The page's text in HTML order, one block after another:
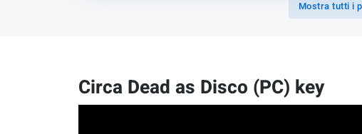
Mostra tutti i
Circa Dead as Disco (PC) key